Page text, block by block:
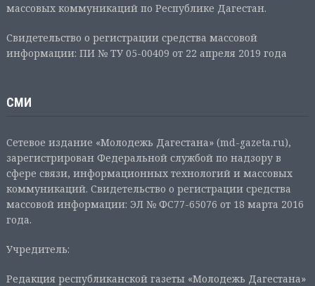
массовых коммуникаций по Республике Дагестан.
Свидетельство о регистрации средства массовой
информации: ПИ № ТУ 05-00409 от 22 апреля 2019 года
СМИ
Сетевое издание «Молодежь Дагестана» (md-gazeta.ru),
зарегистрирован Федеральной службой по надзору в
сфере связи, информационных технологий и массовых
коммуникаций. Свидетельство о регистрации средства
массовой информации: ЭЛ № ФС77-65076 от 18 марта 2016
года.
Учредитель:
Редакция республиканской газеты «Молодежь Дагестана»